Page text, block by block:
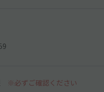
※必ずご確認ください